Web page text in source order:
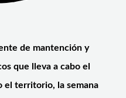
de mantención y
que lleva a cabo el
el territorio, la semana